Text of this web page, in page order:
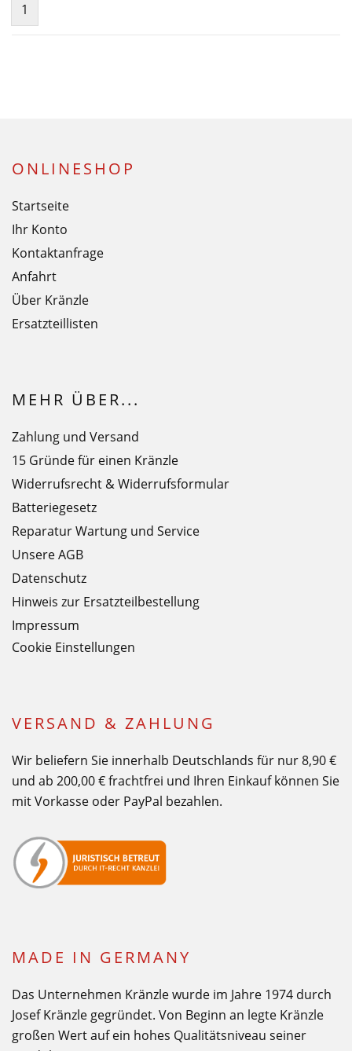
1
ONLINESHOP
Startseite
Ihr Konto
Kontaktanfrage
Anfahrt
Über Kränzle
Ersatzteillisten
MEHR ÜBER...
Zahlung und Versand
15 Gründe für einen Kränzle
Widerrufsrecht & Widerrufsformular
Batteriegesetz
Reparatur Wartung und Service
Unsere AGB
Datenschutz
Hinweis zur Ersatzteilbestellung
Impressum
Cookie Einstellungen
VERSAND & ZAHLUNG
Wir beliefern Sie innerhalb Deutschlands für nur 8,90 €
und ab 200,00 € frachtfrei und Ihren Einkauf können Sie
mit Vorkasse oder PayPal bezahlen.
MADE IN GERMANY
Das Unternehmen Kränzle wurde im Jahre 1974 durch
Josef Kränzle gegründet. Von Beginn an legte Kränzle
großen Wert auf ein hohes Qualitätsniveau seiner